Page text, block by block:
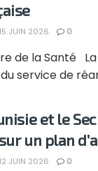
JUIN 2026 0
de la Santé
service de
et le
un plan
JUIN 2026 0